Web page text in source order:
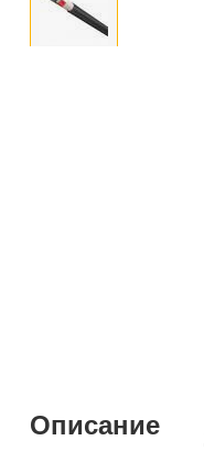
Описание